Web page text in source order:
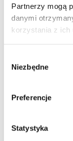
Partnerzy mogą
danymi
korzystania z ich
zgody
Niezbędne
Preferencje
Statystyka
Ciebie